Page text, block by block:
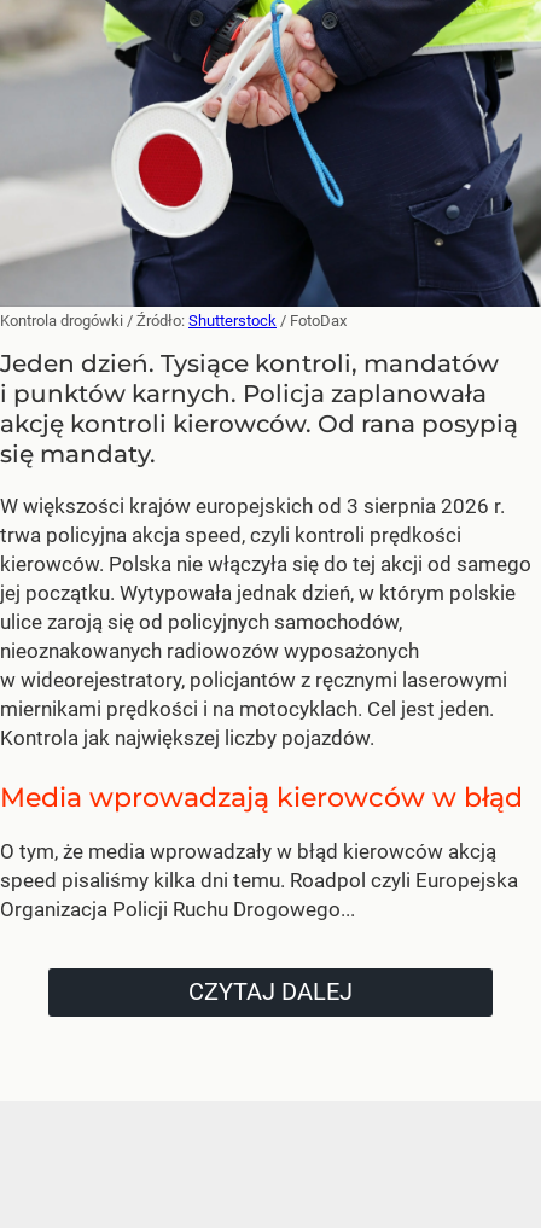
Kontrola drogówki / Źródło: Shutterstock / FotoDax
Jeden dzień. Tysiące kontroli, mandatów
i punktów karnych. Policja zaplanowała
akcję kontroli kierowców. Od rana posypią
się mandaty.
W większości krajów europejskich od 3 sierpnia 2026 r.
trwa policyjna akcja speed, czyli kontroli prędkości
kierowców. Polska nie włączyła się do tej akcji od samego
jej początku. Wytypowała jednak dzień, w którym polskie
ulice zaroją się od policyjnych samochodów,
nieoznakowanych radiowozów wyposażonych
w wideorejestratory, policjantów z ręcznymi laserowymi
miernikami prędkości i na motocyklach. Cel jest jeden.
Kontrola jak największej liczby pojazdów.
Media wprowadzają kierowców w błąd
O tym, że media wprowadzały w błąd kierowców akcją
speed pisaliśmy kilka dni temu. Roadpol czyli Europejska
Organizacja Policji Ruchu Drogowego...
CZYTAJ DALEJ